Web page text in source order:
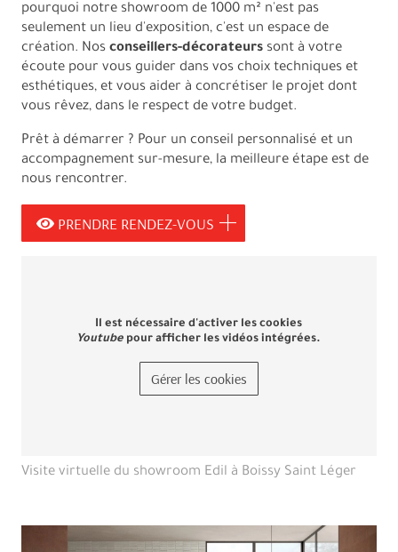
pourquoi notre showroom de 1000 m² n'est pas
seulement un lieu d'exposition, c'est un espace de
création. Nos conseillers-décorateurs sont à votre
écoute pour vous guider dans vos choix techniques et
esthétiques, et vous aider à concrétiser le projet dont
vous rêvez, dans le respect de votre budget.
Prêt à démarrer ? Pour un conseil personnalisé et un
accompagnement sur-mesure, la meilleure étape est de
nous rencontrer.
PRENDRE RENDEZ-VOUS
Il est nécessaire d'activer les cookies
Youtube pour afficher les vidéos intégrées.
Gérer les cookies
Visite virtuelle du showroom Edil à Boissy Saint Léger